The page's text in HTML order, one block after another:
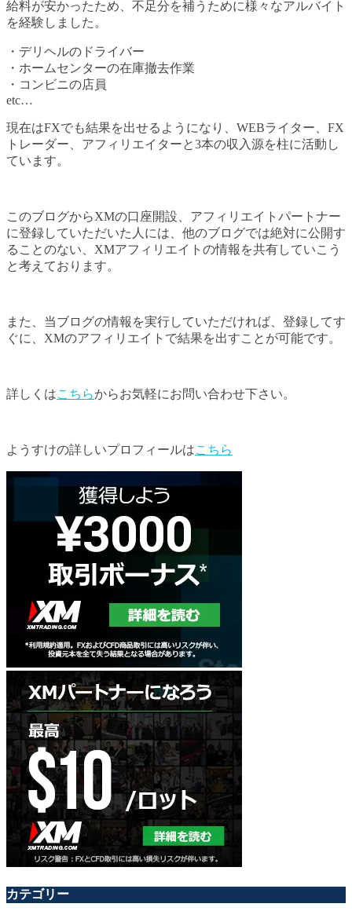
給料が安かったため、不足分を補うために様々なアルバイト
を経験しました。
・デリヘルのドライバー
・ホームセンターの在庫撤去作業
・コンビニの店員
etc…
現在はFXでも結果を出せるようになり、WEBライター、FX
トレーダー、アフィリエイターと3本の収入源を柱に活動し
ています。
このブログからXMの口座開設、アフィリエイトパートナー
に登録していただいた人には、他のブログでは絶対に公開す
ることのない、XMアフィリエイトの情報を共有していこう
と考えております。
また、当ブログの情報を実行していただければ、登録してす
ぐに、XMのアフィリエイトで結果を出すことが可能です。
詳しくはこちらからお気軽にお問い合わせ下さい。
ようすけの詳しいプロフィールはこちら
カテゴリー